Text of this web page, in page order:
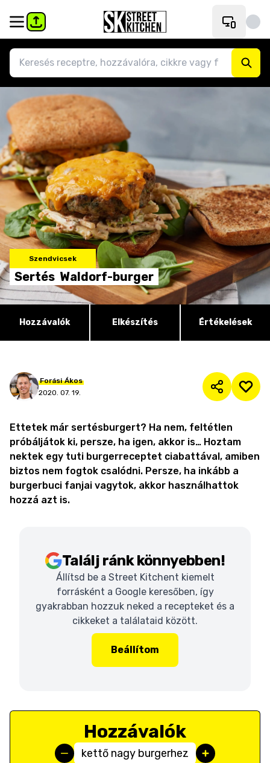
Szendvicsek
Sertés Waldorf-burger
Hozzávalók Elkészítés Értékelések
Forási Ákos
2020. 07. 19.
Ettetek már sertésburgert? Ha nem, feltétlen
próbáljátok ki, persze, ha igen, akkor is… Hoztam
nektek egy tuti burgerreceptet ciabattával, amiben
biztos nem fogtok csalódni. Persze, ha inkább a
burgerbuci fanjai vagytok, akkor használhattok
hozzá azt is.
Találj ránk könnyebben!
Állítsd be a Street Kitchent kiemelt
forrásként a Google keresőben, így
gyakrabban hozzuk neked a recepteket és a
cikkeket a találataid között.
Beállítom
Hozzávalók
kettő nagy burgerhez